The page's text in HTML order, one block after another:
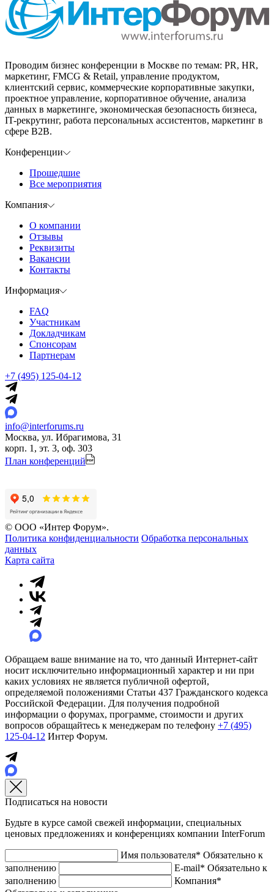
Проводим бизнес конференции в Москве по темам: PR, HR,
маркетинг, FMCG & Retail, управление продуктом,
клиентский сервис, коммерческие корпоративные закупки,
проектное управление, корпоративное обучение, анализа
данных в маркетинге, экономическая безопасность бизнеса,
IT-рекрутинг, работа персональных ассистентов, маркетинг в
сфере B2B.
Конференции
Прошедшие
Все мероприятия
Компания
О компании
Отзывы
Реквизиты
Вакансии
Контакты
Информация
FAQ
Участникам
Докладчикам
Спонсорам
Партнерам
+7 (495) 125-04-12
info@interforums.ru
Москва, ул. Ибрагимова, 31
корп. 1, эт. 3, оф. 303
План конференций
© ООО «Интер Форум».
Политика конфиденциальности Обработка персональных
данных
Карта сайта
Обращаем ваше внимание на то, что данный Интернет-сайт
носит исключительно информационный характер и ни при
каких условиях не является публичной офертой,
определяемой положениями Статьи 437 Гражданского кодекса
Российской Федерации. Для получения подробной
информации о форумах, программе, стоимости и других
вопросов обращайтесь к менеджерам по телефону +7 (495)
125-04-12 Интер Форум.
Подписаться на новости
Будьте в курсе самой свежей информации, специальных
ценовых предложениях и конференциях компании InterForum
Имя пользователя* Обязательно к
заполнению
E-mail* Обязательно к
заполнению
Компания*